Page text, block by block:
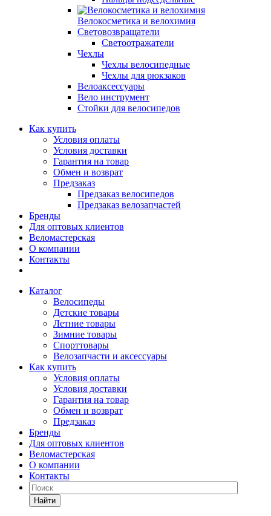
Велокосметика и велохимия
Световозвращатели
Светоотражатели
Чехлы
Чехлы велосипедные
Чехлы для рюкзаков
Велоаксессуары
Вело инструмент
Стойки для велосипедов
Как купить
Условия оплаты
Условия доставки
Гарантия на товар
Обмен и возврат
Предзаказ
Предзаказ велосипедов
Предзаказ велозапчастей
Бренды
Для оптовых клиентов
Веломастерская
О компании
Контакты
Каталог
Велосипеды
Детские товары
Летние товары
Зимние товары
Спорттовары
Велозапчасти и аксессуары
Как купить
Условия оплаты
Условия доставки
Гарантия на товар
Обмен и возврат
Предзаказ
Бренды
Для оптовых клиентов
Веломастерская
О компании
Контакты
Найти